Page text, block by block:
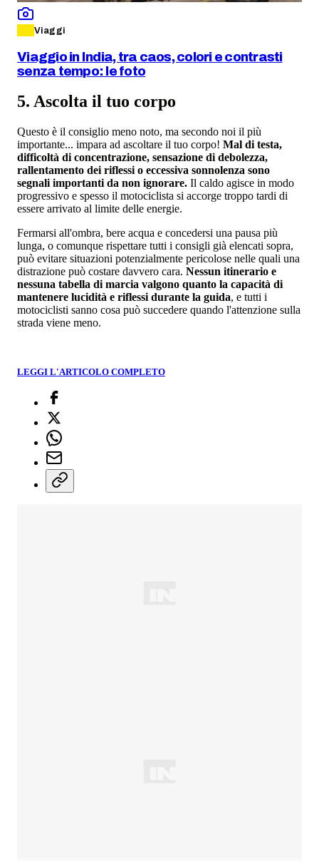
Viaggi
Viaggio in India, tra caos, colori e contrasti
senza tempo: le foto
5. Ascolta il tuo corpo
Questo è il consiglio meno noto, ma secondo noi il più
importante... impara ad ascoltare il tuo corpo! Mal di testa,
difficoltà di concentrazione, sensazione di debolezza,
rallentamento dei riflessi o eccessiva sonnolenza sono
segnali importanti da non ignorare. Il caldo agisce in modo
progressivo e spesso il motociclista si accorge troppo tardi di
essere arrivato al limite delle energie.
Fermarsi all'ombra, bere acqua e concedersi una pausa più
lunga, o comunque rispettare tutti i consigli già elencati sopra,
può evitare situazioni potenzialmente pericolose nelle quali una
distrazione può costare davvero cara. Nessun itinerario e
nessuna tabella di marcia valgono quanto la capacità di
mantenere lucidità e riflessi durante la guida, e tutti i
motociclisti sanno cosa può succedere quando l'attenzione sulla
strada viene meno.
LEGGI L'ARTICOLO COMPLETO